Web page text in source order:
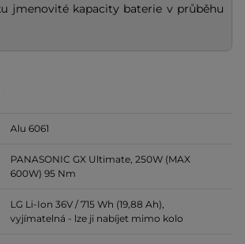
jmenovité kapacity baterie v průběhu
Alu 6061
PANASONIC GX Ultimate, 250W (MAX
600W) 95 Nm
LG Li-Ion 36V / 715 Wh (19,88 Ah),
vyjímatelná - lze ji nabíjet mimo kolo